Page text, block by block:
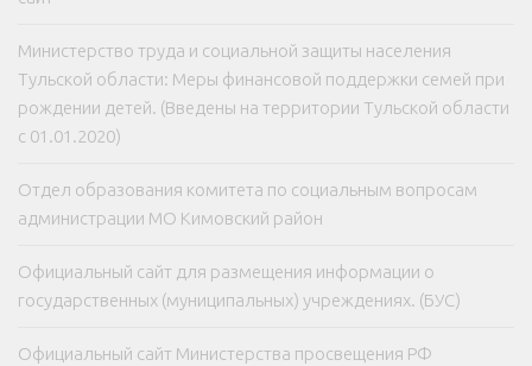
Министерство труда и социальной защиты населения
Тульской области: Меры финансовой поддержки семей при
рождении детей. (Введены на территории Тульской области
с 01.01.2020)
Отдел образования комитета по социальным вопросам
администрации МО Кимовский район
Официальный сайт для размещения информации о
государственных (муниципальных) учреждениях. (БУС)
Официальный сайт Министерства просвещения РФ